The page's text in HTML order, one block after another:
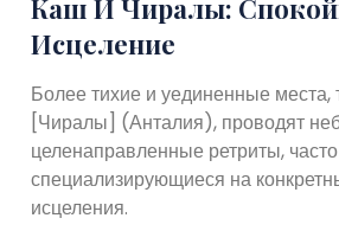
Каш И Чиралы:
Исцеление
Более тихие и уединенные места,
[Чиралы] (Анталия), проводят
целенаправленные ретриты, часто
специализирующиеся на
исцеления.